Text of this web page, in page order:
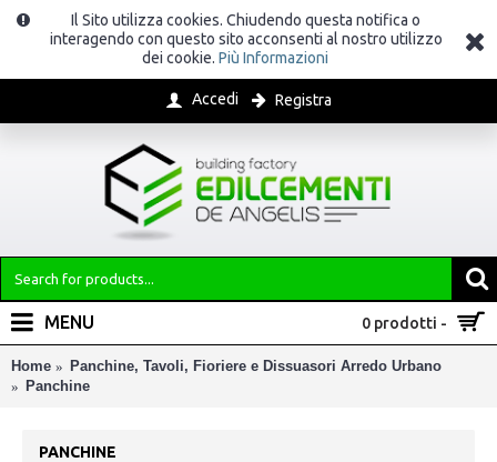
Il Sito utilizza cookies. Chiudendo questa notifica o
interagendo con questo sito acconsenti al nostro utilizzo
dei cookie. Più Informazioni
Accedi Registra
0 prodotti -
MENU
Home
Panchine, Tavoli, Fioriere e Dissuasori Arredo Urbano
Panchine
PANCHINE